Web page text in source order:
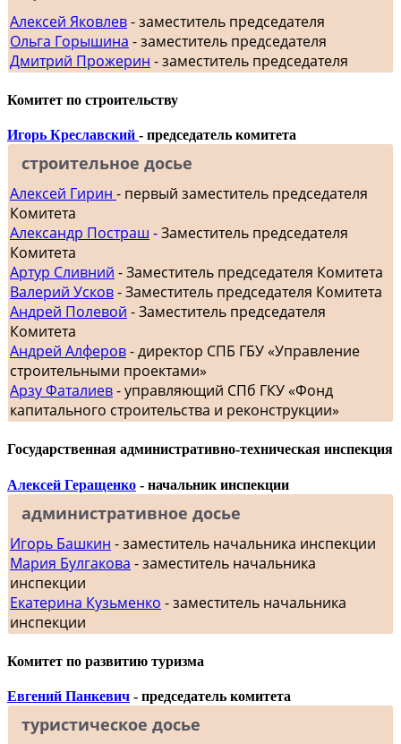
Алексей Яковлев- заместитель председателя
Ольга Горышина - заместитель председателя
Дмитрий Прожерин - заместитель председателя
Комитет по строительству
Игорь Креславский - председатель комитета
строительное досье
Алексей Гирин - первый заместитель председателя
Комитета
Александр Постраш - Заместитель председателя
Комитета
Артур Сливний - Заместитель председателя Комитета
Валерий Усков- Заместитель председателя Комитета
Андрей Полевой - Заместитель председателя
Комитета
Андрей Алферов- директор СПБ ГБУ «Управление
строительными проектами»
Арзу Фаталиев- управляющий СПб ГКУ «Фонд
капитального строительства и реконструкции»
Государственная административно-техническая инспекция
Алексей Геращенко - начальник инспекции
административное досье
Игорь Башкин - заместитель начальника инспекции
Мария Булгакова - заместитель начальника
инспекции
Екатерина Кузьменко - заместитель начальника
инспекции
Комитет по развитию туризма
Евгений Панкевич - председатель комитета
туристическое досье